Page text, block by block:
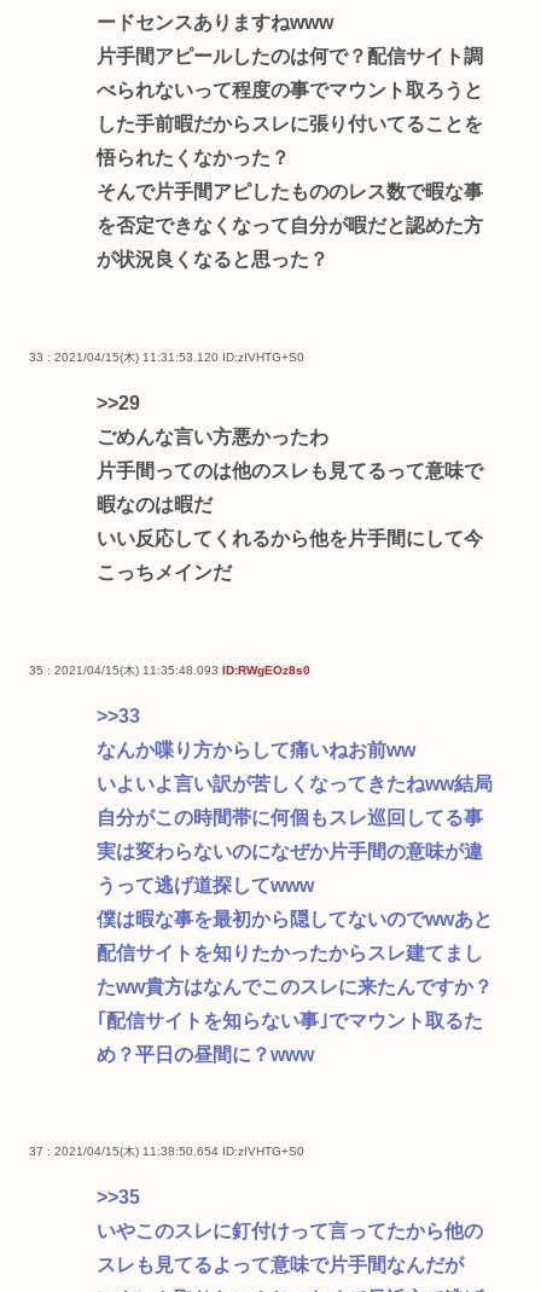
ードセンスありますねwww
片手間アピールしたのは何で？配信サイト調
べられないって程度の事でマウント取ろうと
した手前暇だからスレに張り付いてることを
悟られたくなかった？
そんで片手間アピしたもののレス数で暇な事
を否定できなくなって自分が暇だと認めた方
が状況良くなると思った？
33 : 2021/04/15(木) 11:31:53.120 ID:zIVHTG+S0
>>29
ごめんな言い方悪かったわ
片手間ってのは他のスレも見てるって意味で
暇なのは暇だ
いい反応してくれるから他を片手間にして今
こっちメインだ
35 : 2021/04/15(木) 11:35:48.093 ID:RWgEOz8s0
>>33
なんか喋り方からして痛いねお前ww
いよいよ言い訳が苦しくなってきたねww結局
自分がこの時間帯に何個もスレ巡回してる事
実は変わらないのになぜか片手間の意味が違
うって逃げ道探してwww
僕は暇な事を最初から隠してないのでwwあと
配信サイトを知りたかったからスレ建てまし
たww貴方はなんでこのスレに来たんですか？
｢配信サイトを知らない事｣でマウント取るた
め？平日の昼間に？www
37 : 2021/04/15(木) 11:38:50.654 ID:zIVHTG+S0
>>35
いやこのスレに釘付けって言ってたから他の
スレも見てるよって意味で片手間なんだが